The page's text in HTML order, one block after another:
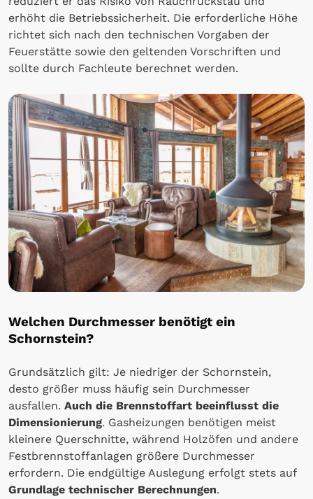
erhöht die Betriebssicherheit. Die erforderliche Höhe
richtet sich nach den technischen Vorgaben der
Feuerstätte sowie den geltenden Vorschriften und
sollte durch Fachleute berechnet werden.
Welchen Durchmesser benötigt ein
Schornstein?
Grundsätzlich gilt: Je niedriger der Schornstein,
desto größer muss häufig sein Durchmesser
ausfallen. Auch die Brennstoffart beeinflusst die
Dimensionierung. Gasheizungen benötigen meist
kleinere Querschnitte, während Holzöfen und andere
Festbrennstoffanlagen größere Durchmesser
erfordern. Die endgültige Auslegung erfolgt stets auf
Grundlage technischer Berechnungen.